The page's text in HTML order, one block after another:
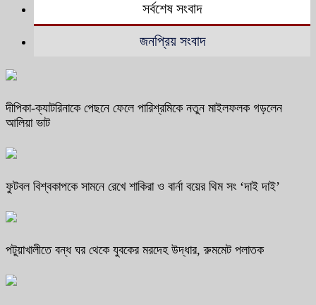
সর্বশেষ সংবাদ
জনপ্রিয় সংবাদ
দীপিকা-ক্যাটরিনাকে পেছনে ফেলে পারিশ্রমিকে নতুন মাইলফলক গড়লেন
আলিয়া ভাট
ফুটবল বিশ্বকাপকে সামনে রেখে শাকিরা ও বার্না বয়ের থিম সং ‘দাই দাই’
পটুয়াখালীতে বন্ধ ঘর থেকে যুবকের মরদেহ উদ্ধার, রুমমেট পলাতক